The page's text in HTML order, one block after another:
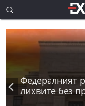
Федералният
лихвите без